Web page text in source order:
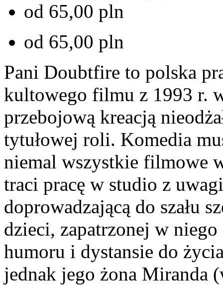
od 65,00 pln
od 65,00 pln
Pani Doubtfire to polska
kultowego filmu z 1993 r.
przebojową kreacją
tytułowej roli. Komedia
niemal wszystkie filmowe
traci pracę w studio z
doprowadzającą do szału
dzieci, zapatrzonej w
humoru i dystansie do
jednak jego żona Miranda